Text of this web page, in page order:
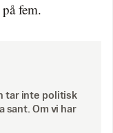
fem.
tar inte politisk
sant. Om vi har